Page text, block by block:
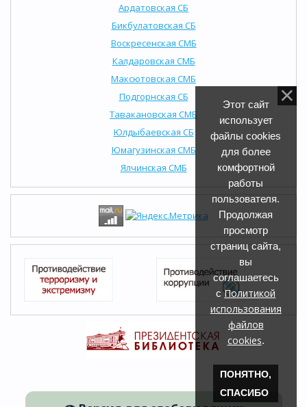
Ардатовская СБ
Бикбулатовская СБ
Воскресенская СМБ
Калдаровская СМБ
Максютовская СМБ
Подгорнская СБ
Тавакановская СМБ
Юлдыбаевская СБ
Юмагузинская СМБ
Ялчинская СМБ
Этот сайт
использует
файлы cookies
для более
комфортной
работы
пользователя.
Продолжая
просмотр
страниц сайта,
вы
соглашаетесь
сПолитикой
использования
файлов
cookies.
ПОНЯТНО,
СПАСИБО